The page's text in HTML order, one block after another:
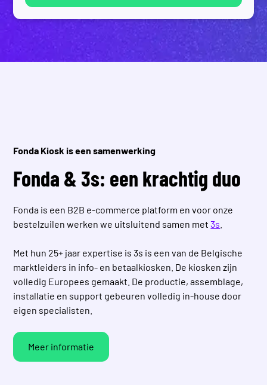
Fonda Kiosk is een samenwerking
Fonda & 3s: een krachtig duo
Fonda is een B2B e-commerce platform en voor onze
bestelzuilen werken we uitsluitend samen met3s
Met hun 25+ jaar expertise is 3s is een van de Belgische
marktleiders in info‑ en betaal­kiosken. De kiosken zijn
volledig Europees gemaakt. De productie, assemblage,
installatie en support gebeuren volledig in‑house door
eigen specialisten.
Meer informatie